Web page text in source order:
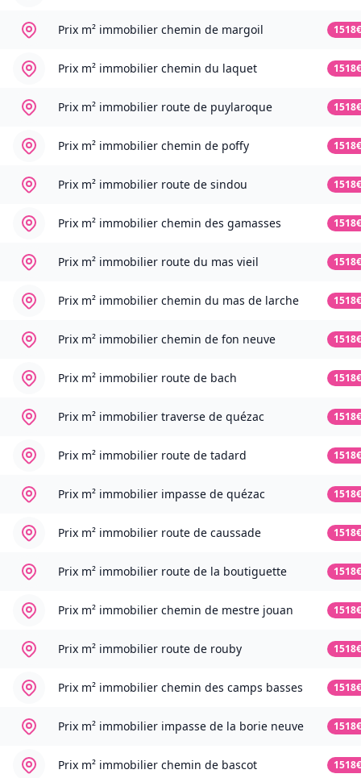
Prix m² immobilier chemin de margoil 1518€
Prix m² immobilier chemin du laquet 1518€
Prix m² immobilier route de puylaroque 1518€
Prix m² immobilier chemin de poffy 1518€
Prix m² immobilier route de sindou 1518€
Prix m² immobilier chemin des gamasses 1518€
Prix m² immobilier route du mas vieil 1518€
Prix m² immobilier chemin du mas de larche 1518€
Prix m² immobilier chemin de fon neuve 1518€
Prix m² immobilier route de bach 1518€
Prix m² immobilier traverse de quézac 1518€
Prix m² immobilier route de tadard 1518€
Prix m² immobilier impasse de quézac 1518€
Prix m² immobilier route de caussade 1518€
Prix m² immobilier route de la boutiguette 1518€
Prix m² immobilier chemin de mestre jouan 1518€
Prix m² immobilier route de rouby 1518€
Prix m² immobilier chemin des camps basses 1518€
Prix m² immobilier impasse de la borie neuve 1518€
Prix m² immobilier chemin de bascot 1518€